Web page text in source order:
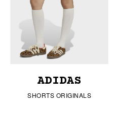
ADIDAS
SHORTS ORIGINALS